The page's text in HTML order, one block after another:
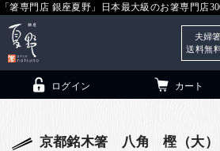
「箸専門店 銀座夏野」日本最大級のお箸専門店
ログイン カート
夫婦箸
送料無
京都銘木箸 八角 樫（大）